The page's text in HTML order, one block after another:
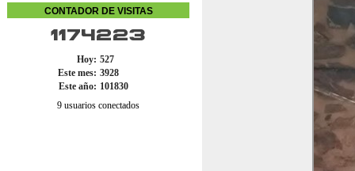
CONTADOR DE VISITAS
1174223
Hoy: 527
Este mes: 3928
Este año: 101830
9 usuarios conectados